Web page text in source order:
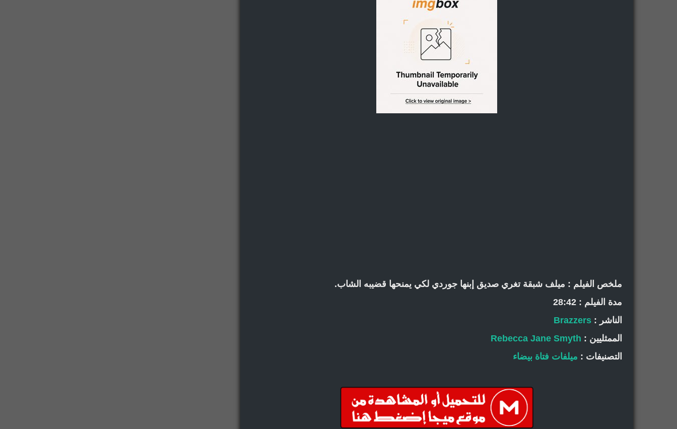
ملخص الفيلم : ميلف شبقة تغري صديق إبنها جوردي لكي يمنحها قضيبه الشاب.
مدة الفيلم : 28:42
الناشر : Brazzers
الممثليين : Rebecca Jane Smyth
التصنيفات : ميلفات فتاة بيضاء